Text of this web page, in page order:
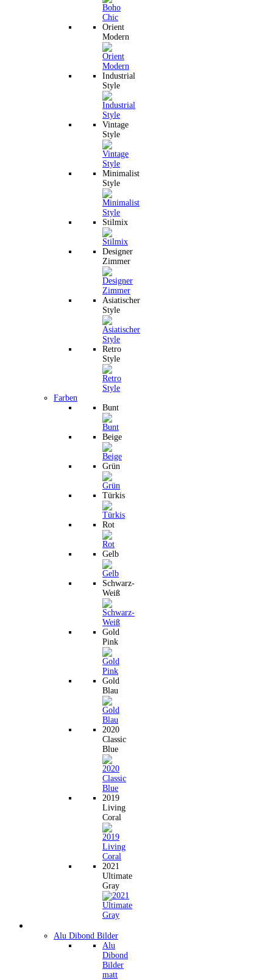
Orient
Modern
Industrial
Style
Vintage
Style
Minimalist
Style
Stilmix
Designer
Zimmer
Asiatischer
Style
Retro
Style
Farben
Bunt
Beige
Grün
Türkis
Rot
Gelb
Schwarz-
Weiß
Gold
Pink
Gold
Blau
2020
Classic
Blue
2019
Living
Coral
2021
Ultimate
Gray
Alu Dibond Bilder
Alu
Dibond
Bilder
matt